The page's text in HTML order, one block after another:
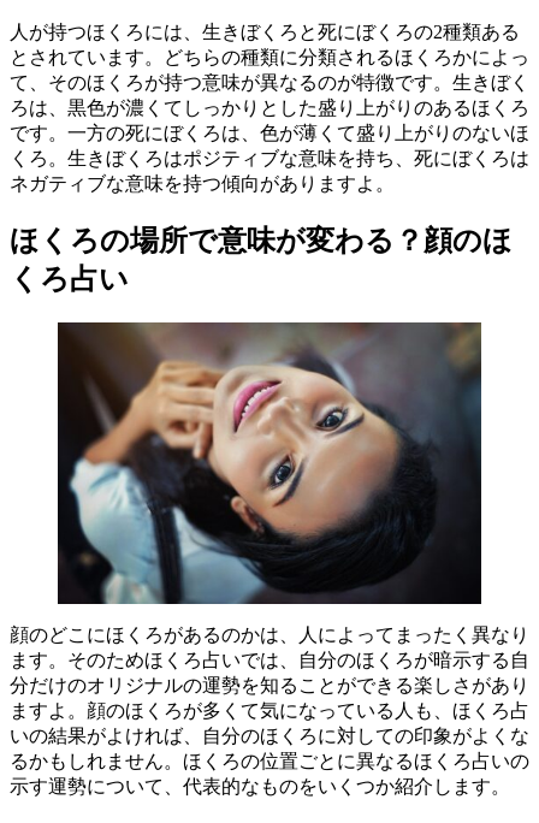
人が持つほくろには、生きぼくろと死にぼくろの2種類ある
とされています。どちらの種類に分類されるほくろかによっ
て、そのほくろが持つ意味が異なるのが特徴です。生きぼく
ろは、黒色が濃くてしっかりとした盛り上がりのあるほくろ
です。一方の死にぼくろは、色が薄くて盛り上がりのないほ
くろ。生きぼくろはポジティブな意味を持ち、死にぼくろは
ネガティブな意味を持つ傾向がありますよ。
ほくろの場所で意味が変わる？顔のほ
くろ占い
顔のどこにほくろがあるのかは、人によってまったく異なり
ます。そのためほくろ占いでは、自分のほくろが暗示する自
分だけのオリジナルの運勢を知ることができる楽しさがあり
ますよ。顔のほくろが多くて気になっている人も、ほくろ占
いの結果がよければ、自分のほくろに対しての印象がよくな
るかもしれません。ほくろの位置ごとに異なるほくろ占いの
示す運勢について、代表的なものをいくつか紹介します。